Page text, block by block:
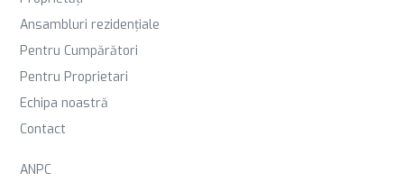
Ansambluri rezidențiale
Pentru Cumpărători
Pentru Proprietari
Echipa noastră
Contact
ANPC